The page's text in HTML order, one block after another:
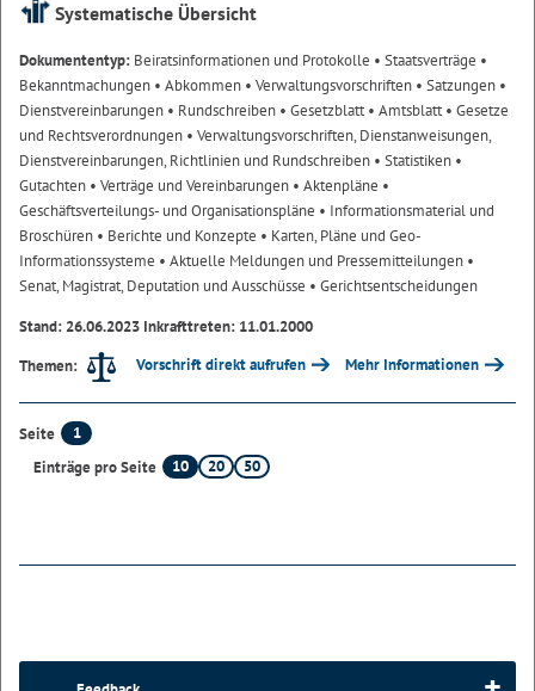
Systematische Übersicht
Dokumententyp: Beiratsinformationen und Protokolle • Staatsverträge •
Bekanntmachungen • Abkommen • Verwaltungsvorschriften • Satzungen •
Dienstvereinbarungen • Rundschreiben • Gesetzblatt• Amtsblatt• Gesetze
und Rechtsverordnungen • Verwaltungsvorschriften, Dienstanweisungen,
Dienstvereinbarungen, Richtlinien und Rundschreiben • Statistiken •
Gutachten • Verträge und Vereinbarungen • Aktenpläne •
Geschäftsverteilungs- und Organisationspläne • Informationsmaterial und
Broschüren • Berichte und Konzepte • Karten, Pläne und Geo-
Informationssysteme • Aktuelle Meldungen und Pressemitteilungen •
Senat, Magistrat, Deputation und Ausschüsse • Gerichtsentscheidungen
Stand: 26.06.2023 Inkrafttreten: 11.01.2000
Themen:
Vorschrift direkt aufrufen Mehr Informationen
Seite
1
Einträge pro Seite
10 20 50